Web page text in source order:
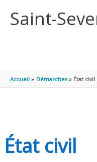
Saint-
Accueil Démarches État civil
État civil